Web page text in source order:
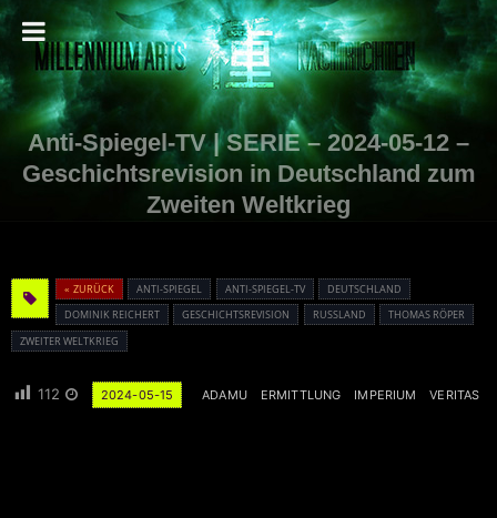
Anti-Spiegel-TV | SERIE – 2024-05-12 –
Geschichtsrevision in Deutschland zum
Zweiten Weltkrieg
« ZURÜCK ANTI-SPIEGEL ANTI-SPIEGEL-TV
DEUTSCHLAND
DOMINIK REICHERT
GESCHICHTSREVISION RUSSLAND
THOMAS RÖPER
ZWEITER WELTKRIEG
112 2024-05-15 ADAMU ERMITTLUNG IMPERIUM VERITAS